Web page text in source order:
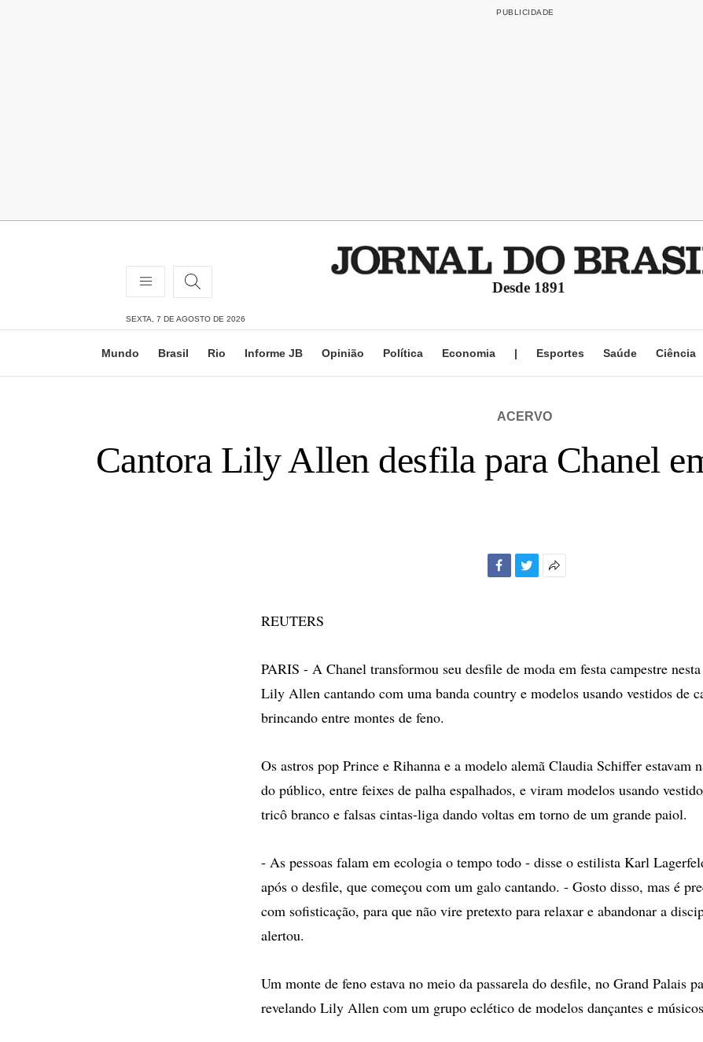
Desde 1891
SEXTA, 7 DE AGOSTO DE 2026
Mundo Brasil Rio Informe JB Opinião Política Economia | Esportes Saúde Ciência
ACERVO
Cantora Lily Allen desfila para Chanel
REUTERS
PARIS - A Chanel transformou seu desfile de moda em festa campestre
Lily Allen cantando com uma banda country e modelos usando vestidos de
brincando entre montes de feno.
Os astros pop Prince e Rihanna e a modelo alemã Claudia Schiffer estavam
do público, entre feixes de palha espalhados, e viram modelos usando
tricô branco e falsas cintas-liga dando voltas em torno de um grande paiol.
- As pessoas falam em ecologia o tempo todo - disse o estilista Karl
após o desfile, que começou com um galo cantando. - Gosto disso, mas é
com sofisticação, para que não vire pretexto para relaxar e abandonar a
alertou.
Um monte de feno estava no meio da passarela do desfile, no Grand Palais
revelando Lily Allen com um grupo eclético de modelos dançantes e